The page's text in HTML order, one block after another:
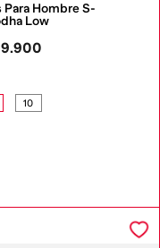
Para Hombre S-
Low
.900
10